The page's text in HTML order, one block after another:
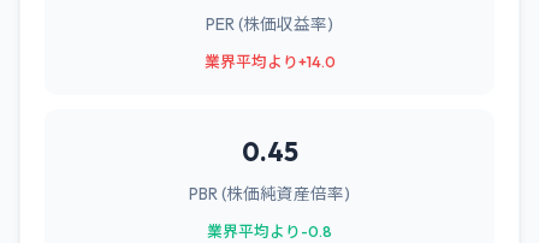
PER (株価収益率)
業界平均より+14.0
0.45
PBR (株価純資産倍率)
業界平均より-0.8